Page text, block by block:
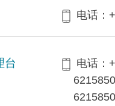
电话：
台
电话：